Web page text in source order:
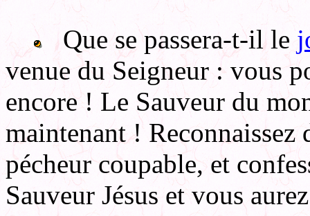
Que se passera-t-il le
venue du Seigneur : vous
encore ! Le Sauveur du
maintenant ! Reconnaissez
pécheur coupable, et
Sauveur Jésus et vous